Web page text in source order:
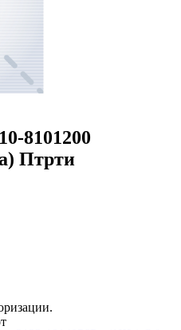
8101200
Птрти